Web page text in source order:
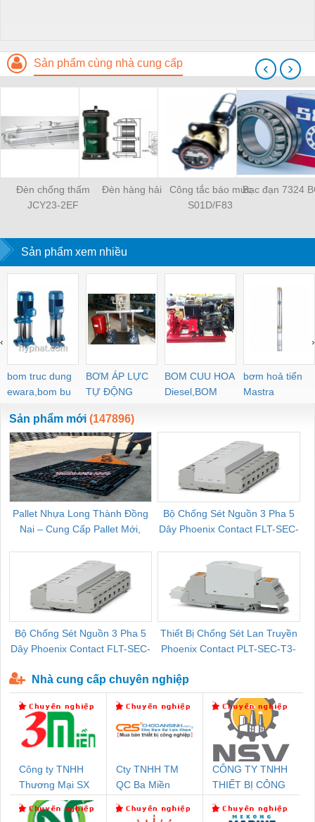
Sản phẩm cùng nhà cung cấp
Đèn chống thấm
JCY23-2EF
Đèn hàng hải
Công tắc báo mức
S01D/F83
Bạc đạn 7324
‹ ›
Sản phẩm xem nhiều
bom truc dung
ewara,bom bu
ewara
BƠM ÁP LỰC
TỰ ĐỘNG
BOM CUU HOA
Diesel,BOM
CHUA CHAY
bơm hoả tiển
Mastra
‹ ›
Sản phẩm mới (147896)
Pallet Nhựa Long Thành Đồng
Nai – Cung Cấp Pallet Mới,
Bộ Chống Sét Nguồn 3 Pha 5
Dây Phoenix Contact FLT-SEC-
Bộ Chống Sét Nguồn 3 Pha 5
Dây Phoenix Contact FLT-SEC-
Thiết Bị Chống Sét Lan Truyền
Phoenix Contact PLT-SEC-T3-
Nhà cung cấp chuyên nghiệp
Công ty TNHH
Thương Mại SX
Ba Miền
Cty TNHH TM
QC Ba Miền
CÔNG TY TNHH
THIẾT BỊ CÔNG
SETSUBI VIỆT